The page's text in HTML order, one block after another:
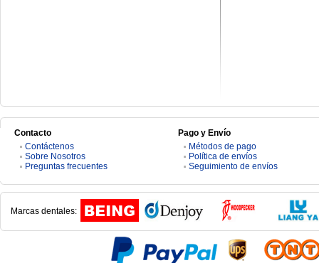
Contacto
Contáctenos
Sobre Nosotros
Preguntas frecuentes
Pago y Envío
Métodos de pago
Política de envíos
Seguimiento de envíos
Marcas dentales: